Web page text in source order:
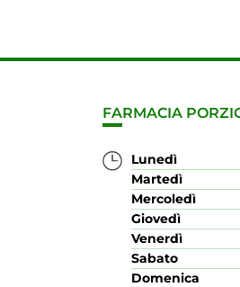
FARMACIA
Lunedì
Martedì
Mercoledì
Giovedì
Venerdì
Sabato
Domenica